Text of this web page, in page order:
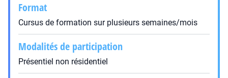
Format
Cursus de formation sur plusieurs semaines/mois
Modalités de participation
Présentiel non résidentiel